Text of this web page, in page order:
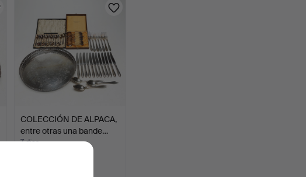
COLECCIÓN DE ALPACA,
entre otras una bande…
7 días